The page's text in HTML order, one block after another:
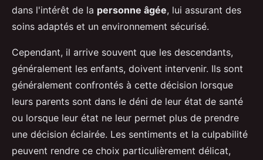
dans l'intérêt de la personne âgée, lui assurant des
soins adaptés et un environnement sécurisé.
Cependant, il arrive souvent que les descendants,
généralement les enfants, doivent intervenir. Ils sont
généralement confrontés à cette décision lorsque
leurs parents sont dans le déni de leur état de santé
ou lorsque leur état ne leur permet plus de prendre
une décision éclairée. Les sentiments et la culpabilité
peuvent rendre ce choix particulièrement délicat,